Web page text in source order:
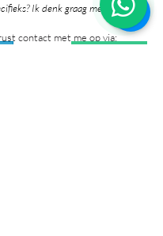
Ik denk graag met je mee!
contact met me op via:
whatsapp